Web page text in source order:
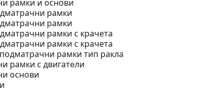
рамки и основи
рамки
рамки
рамки с крачета
рамки с крачета
рамки тип ракла
рамки с двигатели
основи